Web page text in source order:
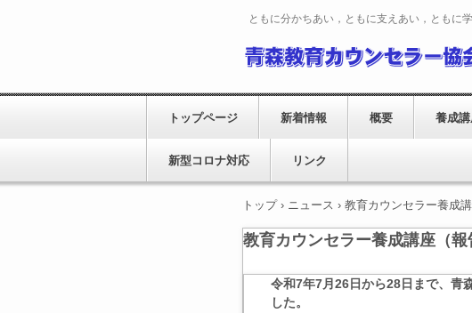
ともに分かちあい，ともに支えあい，ともに
トップページ 新着情報 概要 養成
新型コロナ対応 リンク
トップ › ニュース › 教育カウンセラー養成講
教育カウンセラー養成講座（報
令和7年7月26日から28日まで、青
した。